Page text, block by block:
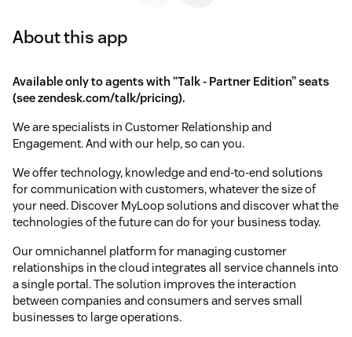
About this app
Available only to agents with “Talk - Partner Edition” seats
(seezendesk.com/talk/pricing).
We are specialists in Customer Relationship and
Engagement. And with our help, so can you.
We offer technology, knowledge and end-to-end solutions
for communication with customers, whatever the size of
your need. Discover MyLoop solutions and discover what the
technologies of the future can do for your business today.
Our omnichannel platform for managing customer
relationships in the cloud integrates all service channels into
a single portal. The solution improves the interaction
between companies and consumers and serves small
businesses to large operations.